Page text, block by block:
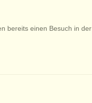
bereits einen Besuch in der